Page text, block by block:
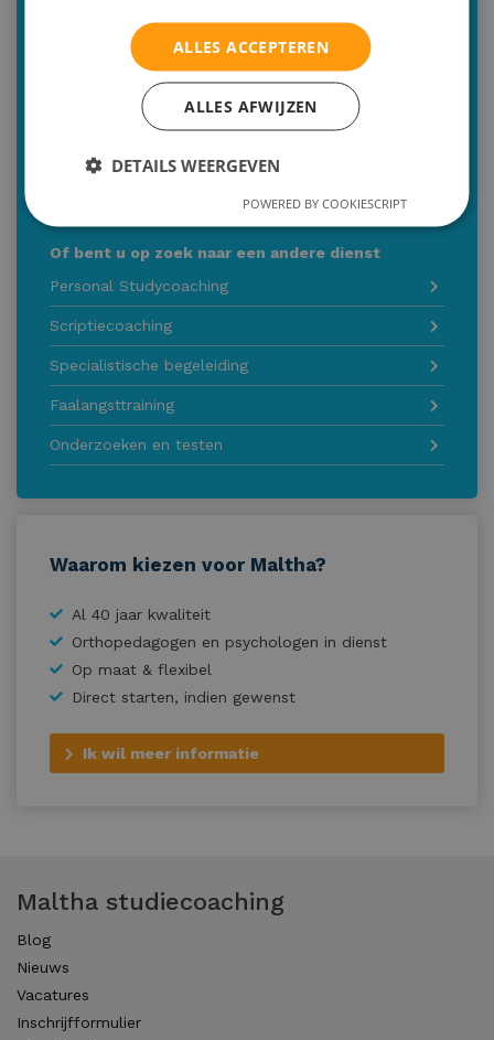
Voor wie: studenten
Bilthoven | Zeist | Utrecht | Online | aan huis
(tarief op aanvraag)
030-2293579 (optie 2)
Of bent u op zoek naar een andere dienst
Personal Studycoaching
Scriptiecoaching
Specialistische begeleiding
Faalangsttraining
Onderzoeken en testen
Waarom kiezen voor Maltha?
Al 40 jaar kwaliteit
Orthopedagogen en psychologen in dienst
Op maat & flexibel
Direct starten, indien gewenst
Ik wil meer informatie
Maltha studiecoaching
Blog
Nieuws
Vacatures
Inschrijfformulier
ALLES ACCEPTEREN
ALLES AFWIJZEN
DETAILS WEERGEVEN
POWERED BY COOKIESCRIPT